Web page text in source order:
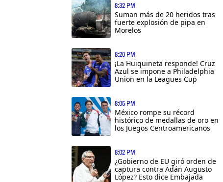
8:32 PM
Suman más de 20 heridos tras
fuerte explosión de pipa en
Morelos
8:20 PM
¡La Huiquineta responde! Cruz
Azul se impone a Philadelphia
Union en la Leagues Cup
8:05 PM
México rompe su récord
histórico de medallas de oro en
los Juegos Centroamericanos
8:02 PM
¿Gobierno de EU giró orden de
captura contra Adán Augusto
López? Esto dice Embajada